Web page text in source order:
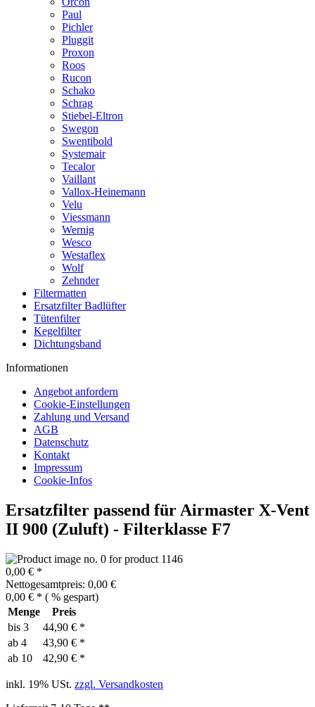
Paul
Pichler
Pluggit
Proxon
Roos
Rucon
Schako
Schrag
Stiebel-Eltron
Swegon
Swentibold
Systemair
Tecalor
Vaillant
Vallox-Heinemann
Velu
Viessmann
Wernig
Wesco
Westaflex
Wolf
Zehnder
Filtermatten
Ersatzfilter Badlüfter
Tütenfilter
Kegelfilter
Dichtungsband
Informationen
Angebot anfordern
Cookie-Einstellungen
Zahlung und Versand
AGB
Datenschutz
Kontakt
Impressum
Cookie-Infos
Ersatzfilter passend für Airmaster X-Vent
II 900 (Zuluft) - Filterklasse F7
0,00 € *
Nettogesamtpreis: 0,00 €
0,00 € * ( % gespart)
Menge
Preis
bis 3
44,90 € *
ab 4
43,90 € *
ab 10 42,90 € *
inkl. 19% USt. zzgl. Versandkosten